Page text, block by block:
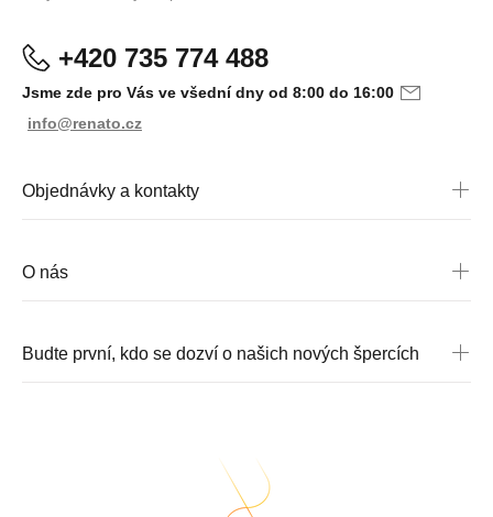
Budte první, kdo se dozví o našich nových špercích
+420 735 774 488
Jsme zde pro Vás ve všední dny od 8:00 do 16:00
info@renato.cz
Objednávky a kontakty
O nás